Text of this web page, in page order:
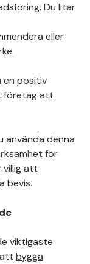
Du litar
eller
en positiv
företag att
använda denna
för
villig att
bevis.
viktigaste
bygga